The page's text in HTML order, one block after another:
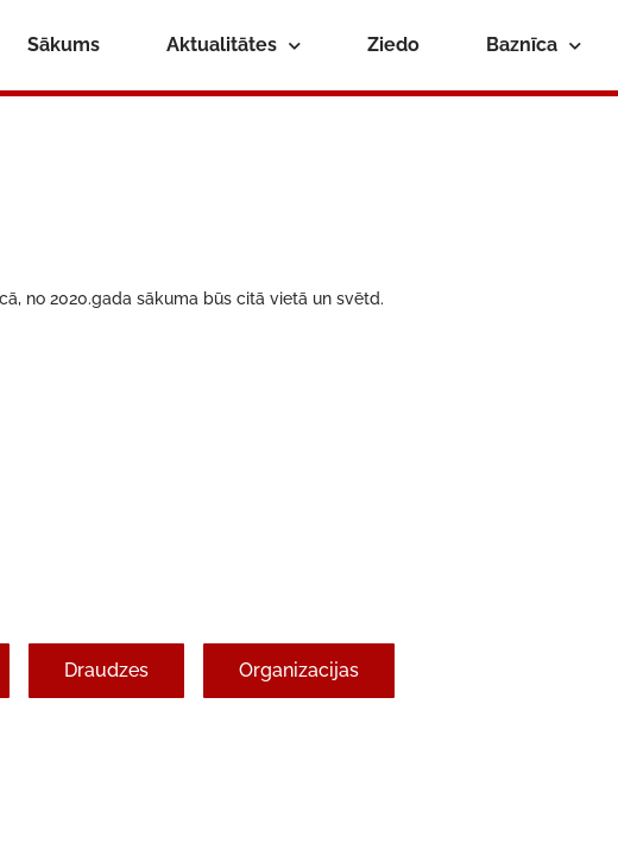
Sākums Aktualitātes Ziedo Baznīca
no 2020.gada sākuma būs citā vietā un svētd.
Draudzes Organizacijas